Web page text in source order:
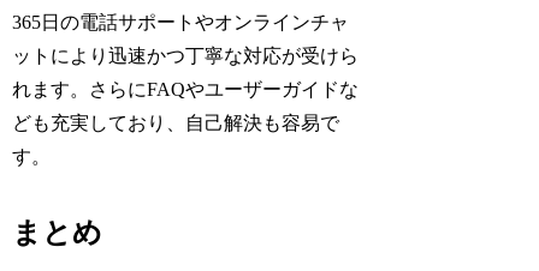
365日の電話サポートやオンラインチャ
ットにより迅速かつ丁寧な対応が受けら
れます。さらにFAQやユーザーガイドな
ども充実しており、自己解決も容易で
す。
まとめ